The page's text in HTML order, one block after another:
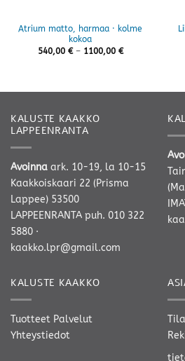
Atrium matto, harmaa · kolme
kokoa
540,00 € – 1100,00 €Hintaluokka:
KALUSTE KAAKKO
LAPPEENRANTA
Avoinna ark. 10-19, la 10-15
Kaakkoiskaari 22 (Prisma
Lappee) 53500
LAPPEENRANTA puh. 010 322
5880 ·
kaakko.lpr@gmail.com
KALUSTE KAAKKO
Tuotteet Palvelut
Yhteystiedot